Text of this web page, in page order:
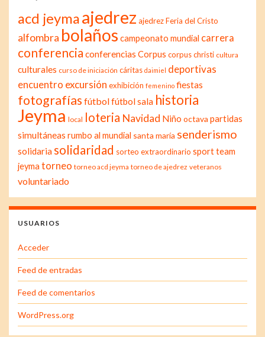
acd jeymaajedrez ajedrez Feria del Cristo
alfombra bolaños campeonato mundial carrera
conferencia conferencias Corpus corpus christi cultura
culturales curso de iniciación cáritas daimiel deportivas
encuentro excursión exhibición femenino fiestas
fotografías fútbolfútbol sala historia
Jeyma local loteria Navidad Niño octava partidas
simultáneas rumbo al mundial santa maría senderismo
solidaria solidaridad sorteo extraordinario sport team
jeyma torneo torneo acd jeyma torneo de ajedrez veteranos
voluntariado
USUARIOS
Acceder
Feed de entradas
Feed de comentarios
WordPress.org